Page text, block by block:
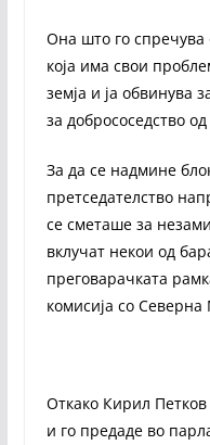
Она што го спречува
која има свои
земја и ја обвинува
за добрососедство
За да се надмине
претседателство
се сметаше за
вклучат некои од
преговарачката
комисија со Северна
Откако Кирил
и го предаде во